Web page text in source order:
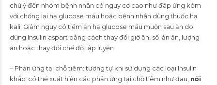
chú ý đến nhóm bệnh nhân có nguy cơ cao như đáp ứng kém
với chống lại hạ glucose máu hoặc bệnh nhân dùng thuốc hạ
kali. Giảm nguy có tiềm ẩn hạ glucose máu muộn sau ăn do
dùng Insulin aspart bằng cách thay đổi giờ ăn, số lần ăn, lượng
ăn hoặc thay đổi chế độ tập luyện.
– Phản ứng tại chỗ tiêm: tương tự khi sử dụng các loại Insulin
khác, có thể xuất hiện các phản ứng tại chỗ tiêm như đau, nổi